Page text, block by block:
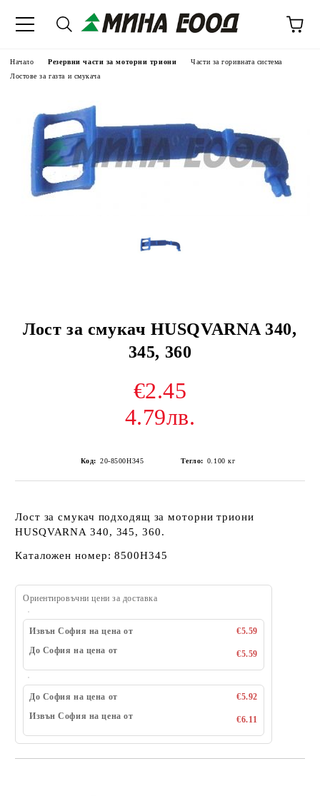
Начало Резервни части за моторни триони
Части за горивната система
Лостове за газта и смукача
Лост за смукач HUSQVARNA 340,
345, 360
€2.45
4.79лв.
Код: 20-8500H345 Тегло: 0.100 кг
Лост за смукач подходящ за моторни триони
HUSQVARNA 340, 345, 360.
Каталожен номер: 8500H345
Ориентировъчни цени за доставка
Извън София на цена от
€5.59
До София на цена от
€5.59
До София на цена от
€5.92
Извън София на цена от
€6.11